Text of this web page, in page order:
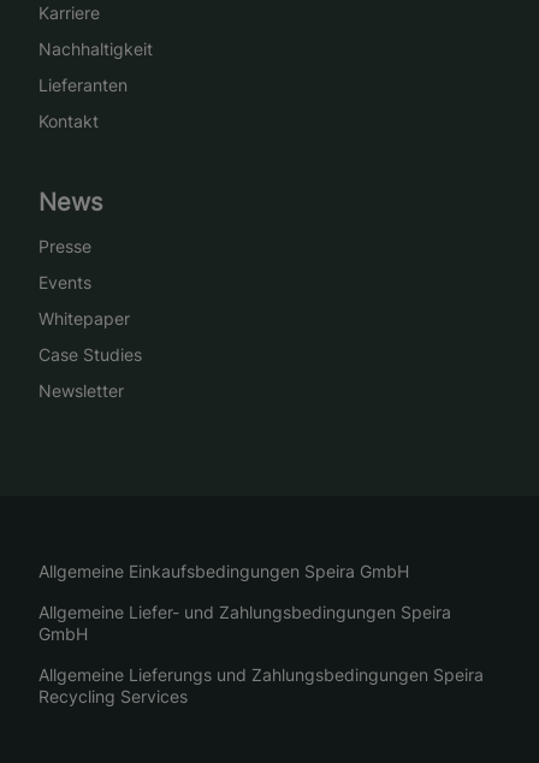
Karriere
Nachhaltigkeit
Lieferanten
Kontakt
News
Presse
Events
Whitepaper
Case Studies
Newsletter
Allgemeine Einkaufsbedingungen Speira GmbH
Allgemeine Liefer- und Zahlungsbedingungen Speira
GmbH
Allgemeine Lieferungs und Zahlungsbedingungen Speira
Recycling Services